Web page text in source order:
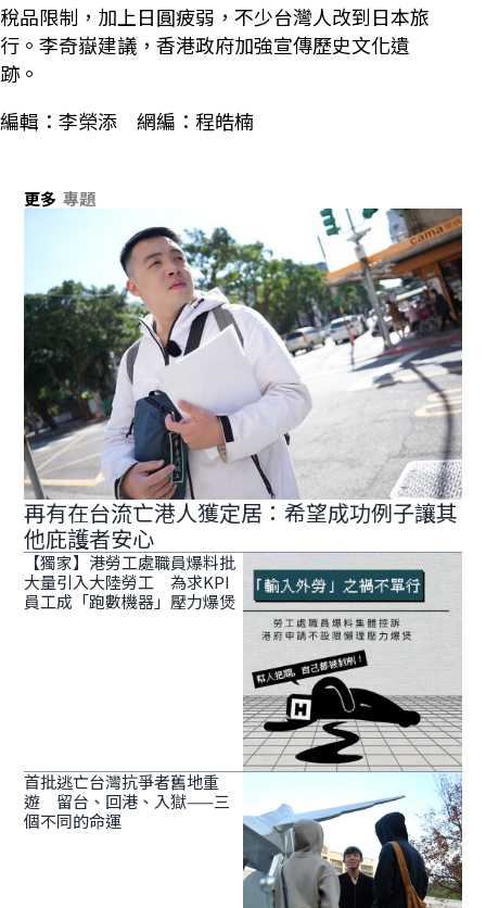
稅品限制，加上日圓疲弱，不少台灣人改到日本旅
行。李奇嶽建議，香港政府加強宣傳歷史文化遺
跡。
編輯：李榮添 網編：程皓楠
更多 專題
再有在台流亡港人獲定居：希望成功例子讓其
他庇護者安心
【獨家】港勞工處職員爆料批
大量引入大陸勞工 為求KPI
員工成「跑數機器」壓力爆煲
首批逃亡台灣抗爭者舊地重
遊 留台、回港、入獄——三
個不同的命運